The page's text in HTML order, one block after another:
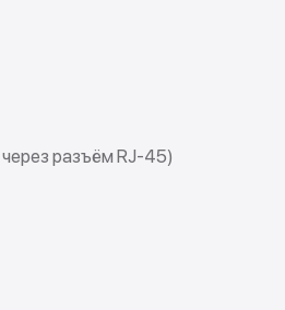
разъём RJ-45)